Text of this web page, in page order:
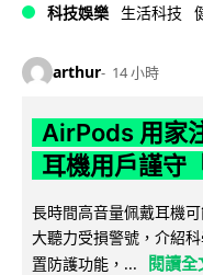
科技娛樂 生活科技
arthur 14 小時
AirPods 用家
耳機用戶謹守
長時間高音量佩戴耳機
大聽力受損警號，介紹
置防護功能，...
閱讀全